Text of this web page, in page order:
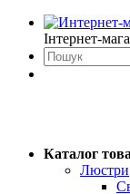
Інтернет-
Каталог
Люстри